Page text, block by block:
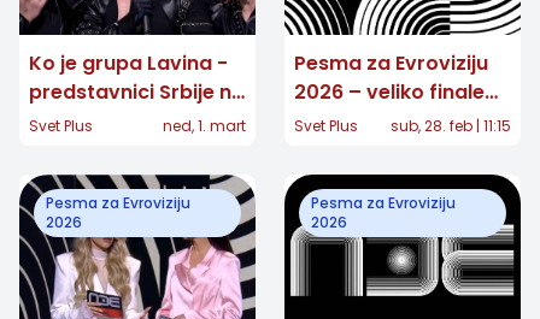
Ko je grupa Lavina -
predstavnici Srbije na
Evroviziji 2026 u
Svet Plus ned, 1. mart
Pesma za Evroviziju
2026 – veliko finale
večeras: 14 finalista u
Svet Plus sub, 28. feb | 11:15
Pesma za Evroviziju
2026
Pesma za Evroviziju
2026